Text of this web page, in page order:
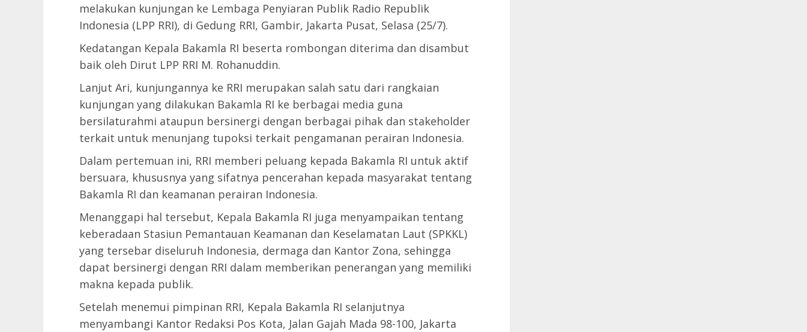
melakukan kunjungan ke Lembaga Penyiaran Publik Radio Republik
Indonesia (LPP RRI), di Gedung RRI, Gambir, Jakarta Pusat, Selasa (25/7).
Kedatangan Kepala Bakamla RI beserta rombongan diterima dan disambut
baik oleh Dirut LPP RRI M. Rohanuddin.
Lanjut Ari, kunjungannya ke RRI merupakan salah satu dari rangkaian
kunjungan yang dilakukan Bakamla RI ke berbagai media guna
bersilaturahmi ataupun bersinergi dengan berbagai pihak dan stakeholder
terkait untuk menunjang tupoksi terkait pengamanan perairan Indonesia.
Dalam pertemuan ini, RRI memberi peluang kepada Bakamla RI untuk aktif
bersuara, khususnya yang sifatnya pencerahan kepada masyarakat tentang
Bakamla RI dan keamanan perairan Indonesia.
Menanggapi hal tersebut, Kepala Bakamla RI juga menyampaikan tentang
keberadaan Stasiun Pemantauan Keamanan dan Keselamatan Laut (SPKKL)
yang tersebar diseluruh Indonesia, dermaga dan Kantor Zona, sehingga
dapat bersinergi dengan RRI dalam memberikan penerangan yang memiliki
makna kepada publik.
Setelah menemui pimpinan RRI, Kepala Bakamla RI selanjutnya
menyambangi Kantor Redaksi Pos Kota, Jalan Gajah Mada 98-100, Jakarta